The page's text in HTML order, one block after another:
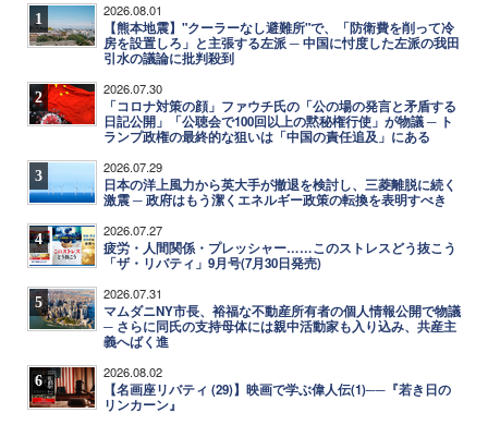
1 2026.08.01
【熊本地震】"クーラーなし避難所"で、「防衛費を削って冷
房を設置しろ」と主張する左派 ─ 中国に忖度した左派の我田
引水の議論に批判殺到
2 2026.07.30
「コロナ対策の顔」ファウチ氏の「公の場の発言と矛盾する
日記公開」「公聴会で100回以上の黙秘権行使」が物議 ─ ト
ランプ政権の最終的な狙いは「中国の責任追及」にある
3 2026.07.29
日本の洋上風力から英大手が撤退を検討し、三菱離脱に続く
激震 ─ 政府はもう潔くエネルギー政策の転換を表明すべき
4 2026.07.27
疲労・人間関係・プレッシャー……このストレスどう抜こう
「ザ・リバティ」9月号(7月30日発売)
5 2026.07.31
マムダニNY市長、裕福な不動産所有者の個人情報公開で物議
─ さらに同氏の支持母体には親中活動家も入り込み、共産主
義へばく進
6 2026.08.02
【名画座リバティ (29)】映画で学ぶ偉人伝(1)──『若き日の
リンカーン』